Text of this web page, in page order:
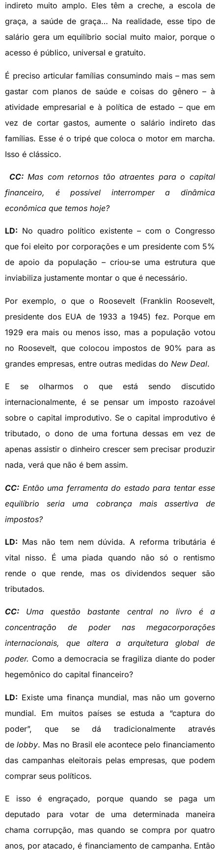
indireto muito amplo. Eles têm a creche, a escola de
graça, a saúde de graça… Na realidade, esse tipo de
salário gera um equilíbrio social muito maior, porque o
acesso é público, universal e gratuito.
É preciso articular famílias consumindo mais – mas sem
gastar com planos de saúde e coisas do gênero – à
atividade empresarial e à política de estado – que em
vez de cortar gastos, aumente o salário indireto das
famílias. Esse é o tripé que coloca o motor em marcha.
Isso é clássico.
CC:Mas com retornos tão atraentes para o capital
financeiro, é possível interromper a dinâmica
econômica que temos hoje?
LD: No quadro político existente – com o Congresso
que foi eleito por corporações e um presidente com 5%
de apoio da população – criou-se uma estrutura que
inviabiliza justamente montar o que é necessário.
Por exemplo, o que o Roosevelt (Franklin Roosevelt,
presidente dos EUA de 1933 a 1945) fez. Porque em
1929 era mais ou menos isso, mas a população votou
no Roosevelt, que colocou impostos de 90% para as
grandes empresas, entre outras medidas do New Deal.
E se olharmos o que está sendo discutido
internacionalmente, é se pensar um imposto razoável
sobre o capital improdutivo. Se o capital improdutivo é
tributado, o dono de uma fortuna dessas em vez de
apenas assistir o dinheiro crescer sem precisar produzir
nada, verá que não é bem assim.
CC: Então uma ferramenta do estado para tentar esse
equilíbrio seria uma cobrança mais assertiva de
impostos?
LD: Mas não tem nem dúvida. A reforma tributária é
vital nisso. É uma piada quando não só o rentismo
rende o que rende, mas os dividendos sequer são
tributados.
CC: Uma questão bastante central no livro é a
concentração de poder nas megacorporações
internacionais, que altera a arquitetura global de
poder. Como a democracia se fragiliza diante do poder
hegemônico do capital financeiro?
LD: Existe uma finança mundial, mas não um governo
mundial. Em muitos países se estuda a “captura do
poder”, que se dá tradicionalmente através
de lobby. Mas no Brasil ele acontece pelo financiamento
das campanhas eleitorais pelas empresas, que podem
comprar seus políticos.
E isso é engraçado, porque quando se paga um
deputado para votar de uma determinada maneira
chama corrupção, mas quando se compra por quatro
anos, por atacado, é financiamento de campanha. Então